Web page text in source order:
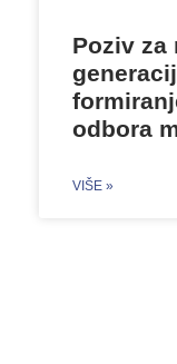
Poziv za
odbora
VIŠE »